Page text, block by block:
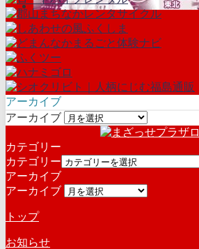
アーカイブ
アーカイブ
カテゴリー
カテゴリー
アーカイブ
アーカイブ
トップ
お知らせ